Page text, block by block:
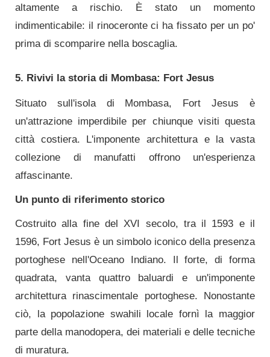
altamente a rischio. È stato un momento
indimenticabile: il rinoceronte ci ha fissato per un po'
prima di scomparire nella boscaglia.
5. Rivivi la storia di Mombasa: Fort Jesus
Situato sull'isola di Mombasa, Fort Jesus è
un'attrazione imperdibile per chiunque visiti questa
città costiera. L'imponente architettura e la vasta
collezione di manufatti offrono un'esperienza
affascinante.
Un punto di riferimento storico
Costruito alla fine del XVI secolo, tra il 1593 e il
1596, Fort Jesus è un simbolo iconico della presenza
portoghese nell'Oceano Indiano. Il forte, di forma
quadrata, vanta quattro baluardi e un'imponente
architettura rinascimentale portoghese. Nonostante
ciò, la popolazione swahili locale fornì la maggior
parte della manodopera, dei materiali e delle tecniche
di muratura.